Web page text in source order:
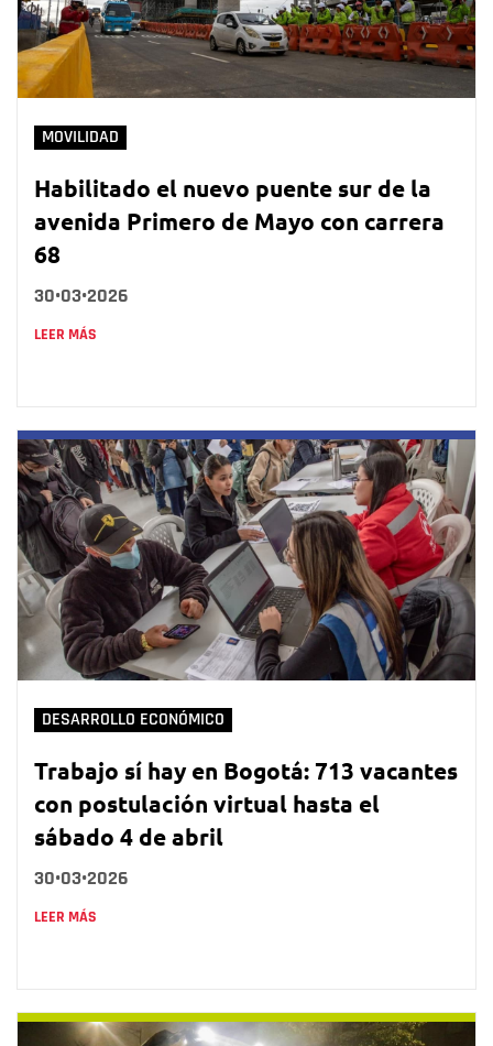
MOVILIDAD
Habilitado el nuevo puente sur de la
avenida Primero de Mayo con carrera
68
30•03•2026
LEER MÁS
DESARROLLO ECONÓMICO
Trabajo sí hay en Bogotá: 713 vacantes
con postulación virtual hasta el
sábado 4 de abril
30•03•2026
LEER MÁS